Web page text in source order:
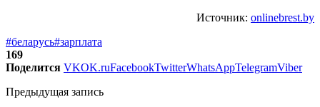
Источник: onlinebrest.by
#беларусь#зарплата
169
Поделится VKOK.ruFacebookTwitterWhatsAppTelegramViber
Предыдущая запись